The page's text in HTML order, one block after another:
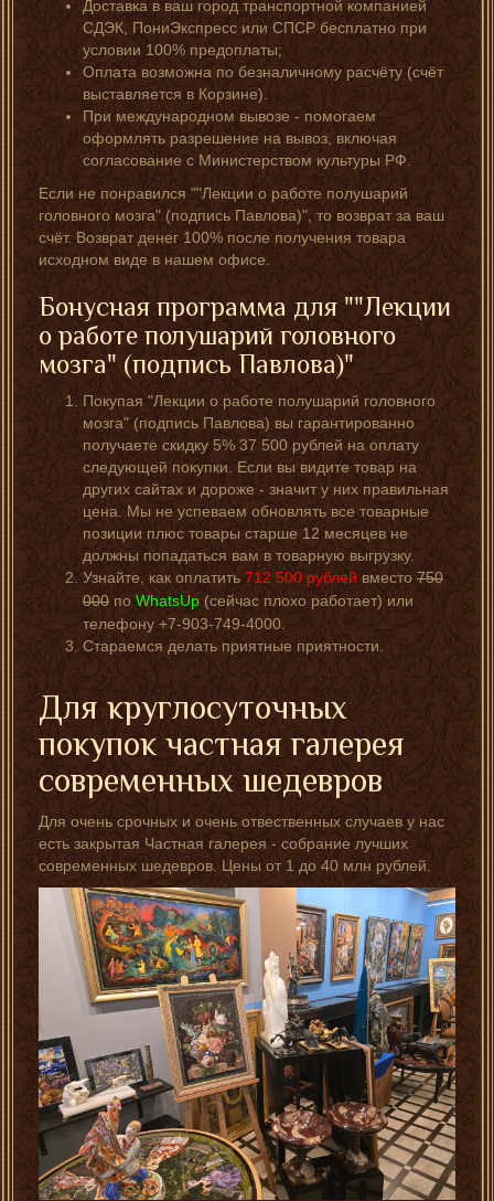
Доставка в ваш город транспортной компанией
СДЭК, ПониЭкспресс или СПСР бесплатно при
условии 100% предоплаты;
Оплата возможна по безналичному расчёту (счёт
выставляется в Корзине).
При международном вывозе - помогаем
оформлять разрешение на вывоз, включая
согласование с Министерством культуры РФ.
Если не понравился ""Лекции о работе полушарий
головного мозга" (подпись Павлова)", то возврат за ваш
счёт. Возврат денег 100% после получения товара
исходном виде в нашем офисе.
Бонусная программа для ""Лекции
о работе полушарий головного
мозга" (подпись Павлова)"
Покупая "Лекции о работе полушарий головного
мозга" (подпись Павлова) вы гарантированно
получаете скидку 5% 37 500 рублей на оплату
следующей покупки. Если вы видите товар на
других сайтах и дороже - значит у них правильная
цена. Мы не успеваем обновлять все товарные
позиции плюс товары старше 12 месяцев не
должны попадаться вам в товарную выгрузку.
Узнайте, как оплатить712 500 рублейвместо750
000поWhatsUp (сейчас плохо работает) или
телефону +7-903-749-4000.
Стараемся делать приятные приятности.
Для круглосуточных
покупок частная галерея
современных шедевров
Для очень срочных и очень отвественных случаев у нас
есть закрытая Частная галерея - собрание лучших
современных шедевров. Цены от 1 до 40 млн рублей.